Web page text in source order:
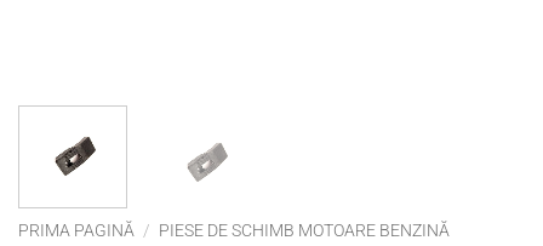
PRIMA PAGINĂ / PIESE DE SCHIMB MOTOARE BENZINĂ